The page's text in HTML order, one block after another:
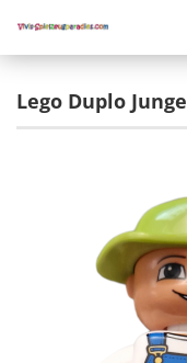
Lego Duplo Junge